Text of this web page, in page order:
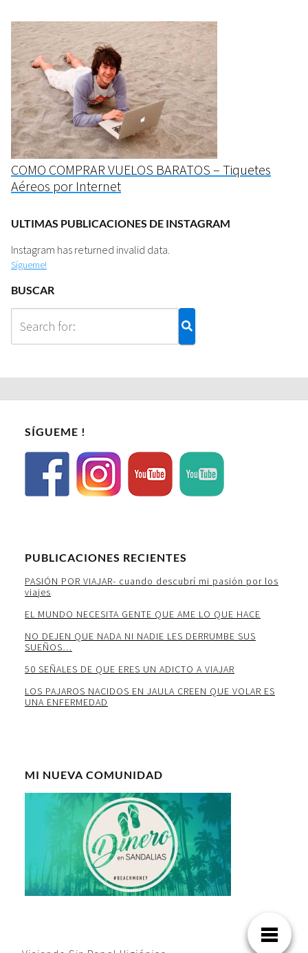
COMO COMPRAR VUELOS BARATOS – Tiquetes
Aéreos por Internet
ULTIMAS PUBLICACIONES DE INSTAGRAM
Instagram has returned invalid data.
Sígueme!
BUSCAR
SÍGUEME !
PUBLICACIONES RECIENTES
PASIÓN POR VIAJAR- cuando descubrí mi pasión por los
viajes
EL MUNDO NECESITA GENTE QUE AME LO QUE HACE
NO DEJEN QUE NADA NI NADIE LES DERRUMBE SUS
SUEÑOS…
50 SEÑALES DE QUE ERES UN ADICTO A VIAJAR
LOS PAJAROS NACIDOS EN JAULA CREEN QUE VOLAR ES
UNA ENFERMEDAD
MI NUEVA COMUNIDAD